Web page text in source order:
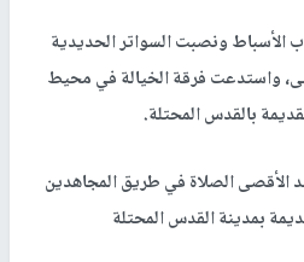
الأسباط ونصبت السواتر الحديدية
واستدعت فرقة الخيالة في محيط
بالقدس المحتلة.
الصلاة في طريق المجاهدين
بمدينة القدس المحتلة